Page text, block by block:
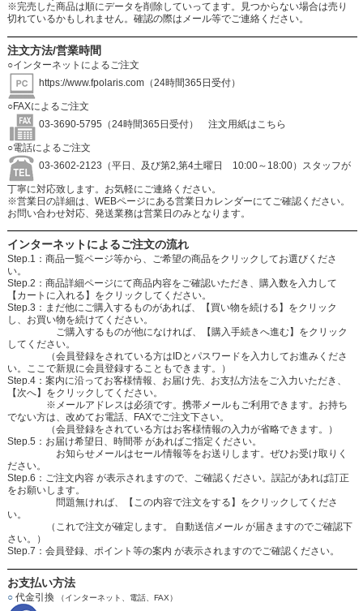
※完売した商品は順にデータを削除していってます。見つからない場合は売り
切れているかもしれません。確認の際はメール等でご連絡ください。
注文方法/営業時間
○インターネットによるご注文
https://www.fpolaris.com（24時間365日受付）
○FAXによるご注文
03-3690-5795（24時間365日受付）
注文用紙はこちら
○電話によるご注文
03-3602-2123（平日、及び第2,第4土曜日 10:00～18:00）スタッフが
丁寧に対応致します。お気軽にご連絡ください。
※営業日の詳細は、WEBページにある営業日カレンダーにてご確認ください。
お問い合わせ対応、発送業務は営業日のみとなります。
インターネットによるご注文の流れ
Step.1：商品一覧ページ等から、ご希望の商品をクリックしてお選びくださ
い。
Step.2：商品詳細ページにて商品内容をご確認いただき、購入数を入力して
【カートに入れる】をクリックしてください。
Step.3：まだ他にご購入するものがあれば、【買い物を続ける】をクリック
し、お買い物を続けてください。
ご購入するものが他になければ、【購入手続きへ進む】をクリック
してください。
（会員登録をされている方はIDとパスワードを入力してお進みくださ
い。ここで新規に会員登録することもできます。）
Step.4：案内に沿ってお客様情報、お届け先、お支払方法をご入力いただき、
【次へ】をクリックしてください。
※メールアドレスは必須です。携帯メールもご利用できます。お持ち
でない方は、改めてお電話、FAXでご注文下さい。
（会員登録をされている方はお客様情報の入力が省略できます。）
Step.5：お届け希望日、時間帯 があればご指定ください。
お知らせメールはセール情報等をお送りします。ぜひお受け取りく
ださい。
Step.6：ご注文内容 が表示されますので、ご確認ください。誤記があれば訂正
をお願いします。
問題無ければ、【この内容で注文をする】をクリックしてくださ
い。
（これで注文が確定します。 自動送信メール が届きますのでご確認下
さい。）
Step.7：会員登録、ポイント等の案内 が表示されますのでご確認ください。
お支払い方法
○代金引換 （インターネット、電話、FAX）